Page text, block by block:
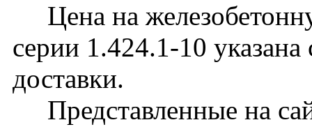
Цена на
серии 1.424.1-10
доставки.
Представленные на